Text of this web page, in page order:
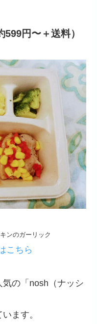
円〜＋送料）
ンのガーリック
こちら
の「nosh（ナッシ
ます。